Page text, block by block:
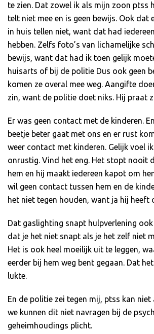
te zien. Dat zowel ik als mijn zoon ptss
telt niet mee en is geen bewijs. Ook dat
in huis tellen niet, want dat had
hebben. Zelfs foto’s van lichamelijke
bewijs, want dat had ik toen gelijk
huisarts of bij de politie Dus ook geen
komen ze overal mee weg. Aangifte
zin, want de politie doet niks. Hij praat
Er was geen contact met de kinderen.
beetje beter gaat met ons en er rust
weer contact met kinderen. Gelijk voel
onrustig. Vind het eng. Het stopt nooit
hem en hij maakt iedereen kapot om
wil geen contact tussen hem en de
het niet tegen houden, want ja hij heeft
Dat gaslighting snapt hulpverlening
dat je het niet snapt als je het zelf niet
Het is ook heel moeilijk uit te leggen,
eerder bij hem weg bent gegaan. Dat
lukte.
En de politie zei tegen mij, ptss kan
we kunnen dit niet navragen bij de
geheimhoudings plicht.